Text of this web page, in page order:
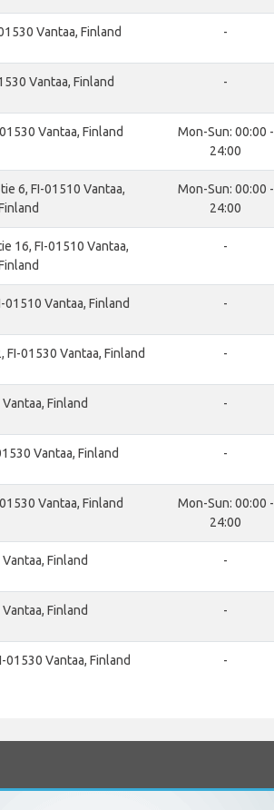
Vantaa, Finland -
Vantaa, Finland -
Vantaa, Finland
Mon-Sun: 00:00 -
24:00
6, FI-01510 Vantaa,
Mon-Sun: 00:00 -
24:00
16, FI-01510 Vantaa,
-
01510 Vantaa, Finland -
FI-01530 Vantaa, Finland -
Finland -
Vantaa, Finland -
Vantaa, Finland
Mon-Sun: 00:00 -
24:00
Finland -
Finland -
01530 Vantaa, Finland -